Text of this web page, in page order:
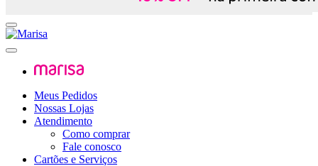
Meus Pedidos
Nossas Lojas
Atendimento
Como comprar
Fale conosco
Cartões e Serviços